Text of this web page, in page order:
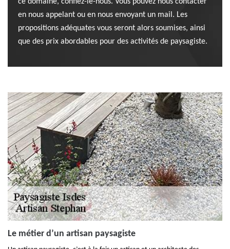
en nous appelant ou en nous envoyant un mail. Les
propositions adéquates vous seront alors soumises, ainsi
que des prix abordables pour des activités de paysagiste.
Le métier d’un artisan paysagiste